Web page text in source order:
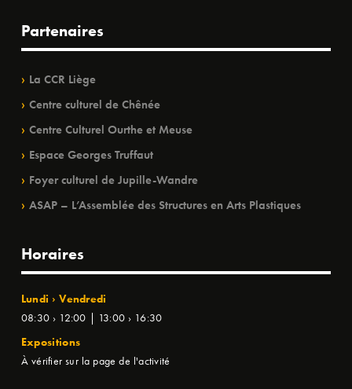
Partenaires
La CCR Liège
Centre culturel de Chênée
Centre Culturel Ourthe et Meuse
Espace Georges Truffaut
Foyer culturel de Jupille-Wandre
ASAP – L’Assemblée des Structures en Arts Plastiques
Horaires
Lundi › Vendredi
08:30 › 12:00 | 13:00 › 16:30
Expositions
À vérifier sur la page de l'activité